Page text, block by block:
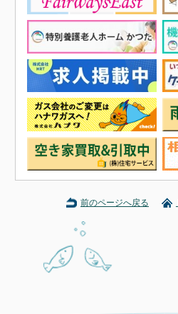
前のページへ戻る